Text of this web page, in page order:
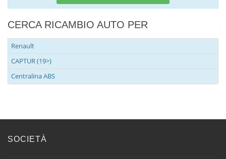
CERCA RICAMBIO AUTO PER
Renault
CAPTUR (19>)
Centralina ABS
SOCIETÀ